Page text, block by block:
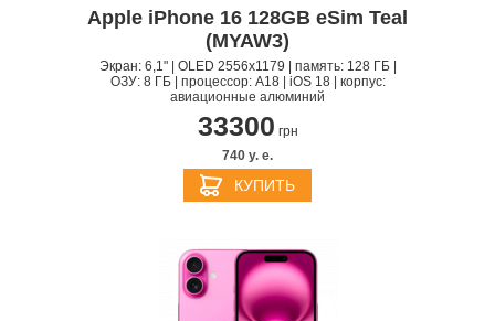
Apple iPhone 16 128GB eSim Teal
(MYAW3)
Экран: 6,1" | OLED 2556x1179 | память: 128 ГБ |
ОЗУ: 8 ГБ | процессор: A18 | iOS 18 | корпус:
авиационные алюминий
33300 грн
740 y. e.
КУПИТЬ